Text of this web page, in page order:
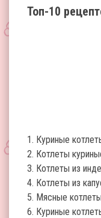
Топ-10
1. Куриные
2. Котлеты
3. Котлеты из
4. Котлеты из
5. Мясные котлеты
6. Куриные